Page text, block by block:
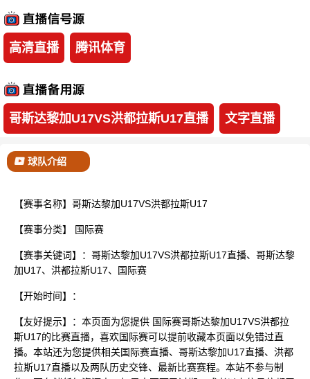
高清直播 腾讯体育
哥斯达黎加U17VS洪都拉斯U17直播 文字直播
球队介绍
【赛事名称】哥斯达黎加U17VS洪都拉斯U17
【赛事分类】 国际赛
【赛事关键词】：哥斯达黎加U17VS洪都拉斯U17直播、哥斯达黎
加U17、洪都拉斯U17、国际赛
【开始时间】：
【友好提示】：本页面为您提供 国际赛哥斯达黎加U17VS洪都拉
斯U17的比赛直播，喜欢国际赛可以提前收藏本页面以免错过直
播。本站还为您提供相关国际赛直播、哥斯达黎加U17直播、洪都
拉斯U17直播以及两队历史交锋、最新比赛赛程。本站不参与制